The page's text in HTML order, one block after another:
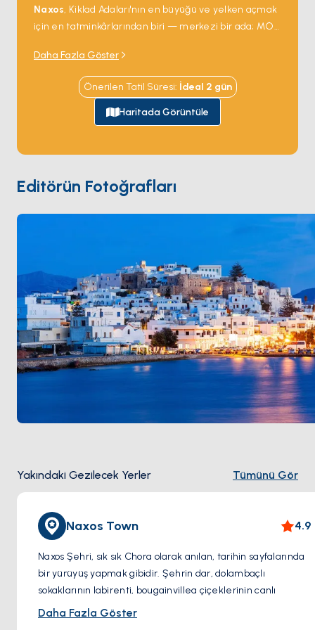
Naxos, Kiklad Adaları'nın en büyüğü ve yelken açmak
için en tatminkârlarından biri — merkezi bir ada; MÖ
limanın hemen açığındaki bir adacıkta tek başına
duruyor ve her gün batımını çerçeveliyor. Chora eski
şehri limanın arkasındaki tepeye dar Venedik
sokaklarıyla tırmanıyor; batı kıyısı rüzgâr sörfçüleri ile
aile charter'larını eşit çeken 12 kilometrelik kumlu plaj
zeytinyağı, Naksos peyniri ve yavaş meyhaneleri
barındırıyor. NaxosParos'tan 90 dakika ve
Santorini'den 3 saatlik yelken mesafesinde. Sezon
Daha Fazla Göster
Önerilen Tatil Süresi: İdeal 2 gün
Haritada Görüntüle
Editörün Fotoğrafları
Yakındaki Gezilecek Yerler Tümünü Gör
Naxos Town 4.9
Naxos Şehri, sık sık Chora olarak anılan, tarihin sayfalarında
bir yürüyüş yapmak gibidir. Şehrin dar, dolambaçlı
sokaklarının labirenti, bougainvillea çiçeklerinin canlı
renklerle bezenmiş beyaz badanalı evlerle bir mozaiktir.
Daha Fazla Göster